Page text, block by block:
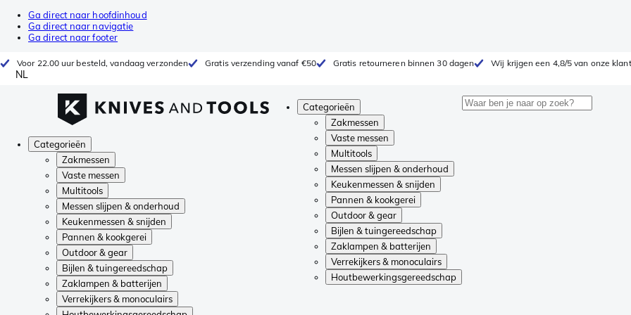
Ga direct naar hoofdinhoud
Ga direct naar navigatie
Ga direct naar footer
Voor 22.00 uur besteld, vandaag verzonden Gratis verzending vanaf €50 Gratis retourneren binnen 30 dagen Wij krijgen een 4,8/5 van onze
NL
Categorieën
Zakmessen
Vaste messen
Multitools
Messen slijpen & onderhoud
Keukenmessen & snijden
Pannen & kookgerei
Outdoor & gear
Bijlen & tuingereedschap
Zaklampen & batterijen
Verrekijkers & monoculairs
Houtbewerkingsgereedschap
Categorieën
Zakmessen
Vaste messen
Multitools
Messen slijpen & onderhoud
Keukenmessen & snijden
Pannen & kookgerei
Outdoor & gear
Bijlen & tuingereedschap
Zaklampen & batterijen
Verrekijkers & monoculairs